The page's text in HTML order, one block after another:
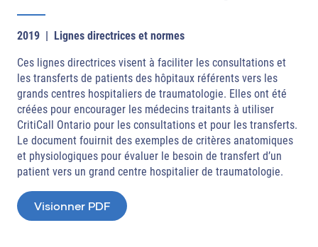
2019 | Lignes directrices et normes
Ces lignes directrices visent à faciliter les consultations et
les transferts de patients des hôpitaux référents vers les
grands centres hospitaliers de traumatologie. Elles ont été
créées pour encourager les médecins traitants à utiliser
CritiCall Ontario pour les consultations et pour les transferts.
Le document fouirnit des exemples de critères anatomiques
et physiologiques pour évaluer le besoin de transfert d’un
patient vers un grand centre hospitalier de traumatologie.​
Visionner PDF